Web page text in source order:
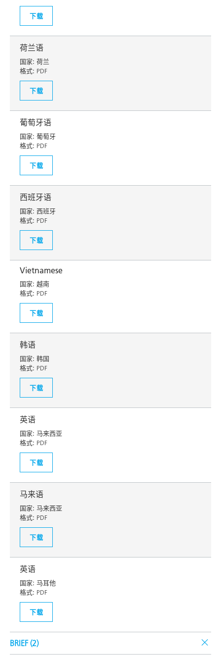
下载
荷兰语
国家: 荷兰
格式: PDF
下载
葡萄牙语
国家: 葡萄牙
格式: PDF
下载
西班牙语
国家: 西班牙
格式: PDF
下载
Vietnamese
国家: 越南
格式: PDF
下载
韩语
国家: 韩国
格式: PDF
下载
英语
国家: 马来西亚
格式: PDF
下载
马来语
国家: 马来西亚
格式: PDF
下载
英语
国家: 马耳他
格式: PDF
下载
BRIEF (2)